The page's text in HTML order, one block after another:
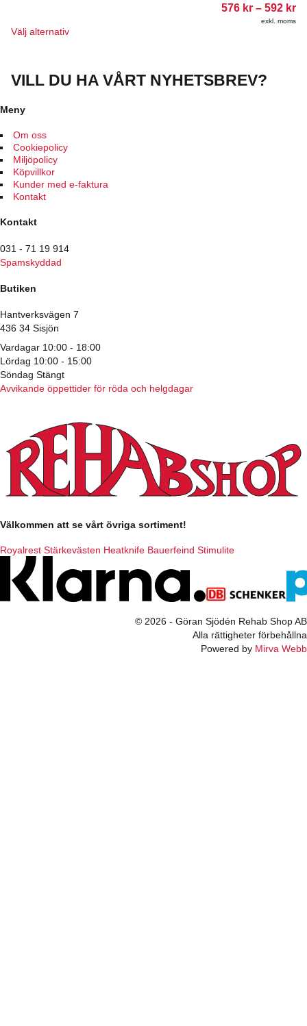
576 kr – 592 kr
exkl. moms
Välj alternativDen
flera
produktsidan
VILL DU HA VÅRT NYHETSBREV?
Meny
Om oss
Cookiepolicy
Miljöpolicy
Köpvillkor
Kunder med e-faktura
Kontakt
Kontakt
031 - 71 19 914
Spamskyddad
Butiken
Hantverksvägen 7
436 34 Sisjön
Vardagar 10:00 - 18:00
Lördag 10:00 - 15:00
Söndag Stängt
Avvikande öppettider för röda och helgdagar
Välkommen att se vårt övriga sortiment!
Royalrest Stärkevästen Heatknife Bauerfeind Stimulite
© 2026 - Göran Sjödén Rehab Shop AB
Alla rättigheter förbehållna
Powered by Mirva Webb